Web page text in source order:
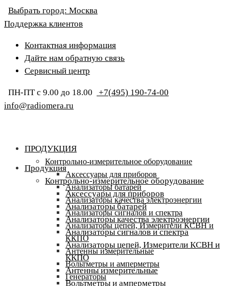
Выбрать город: Москва
Поддержка клиентов
Контактная информация
Дайте нам обратную связь
Сервисный центр
ПН-ПТ с 9.00 до 18.00
+7(495) 190-74-00
info@radiomera.ru
ПРОДУКЦИЯ
Контрольно-измерительное оборудование
Аксессуары для приборов
Анализаторы батарей
Анализаторы качества электроэнергии
Анализаторы сигналов и спектра
Анализаторы цепей, Измерители КСВН и
ККПО
Антенны измерительные
Вольтметры и амперметры
Генераторы
Продукция
Контрольно-измерительное оборудование
Аксессуары для приборов
Анализаторы батарей
Анализаторы качества электроэнергии
Анализаторы сигналов и спектра
Анализаторы цепей, Измерители КСВН и
ККПО
Антенны измерительные
Вольтметры и амперметры